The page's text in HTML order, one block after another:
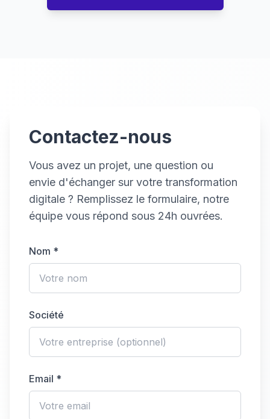
Contactez-nous
Vous avez un projet, une question ou
envie d'échanger sur votre transformation
digitale ? Remplissez le formulaire, notre
équipe vous répond sous 24h ouvrées.
Nom *
Société
Email *